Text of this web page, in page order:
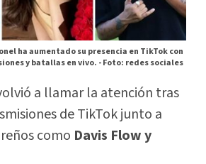
ha aumentado su presencia en TikTok con
y batallas en vivo. -Foto: redes sociales
a llamar la atención tras
de TikTok junto a
como Davis Flow y